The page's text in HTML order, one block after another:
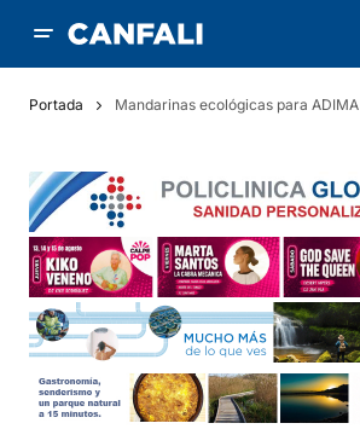
Portada Mandarinas ecológicas para ADIMA